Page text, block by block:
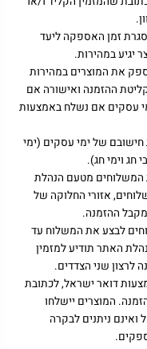
זמן האספקה ליעד
יגיע במהירות.
את המוצרים במהירות
מיום קליטת ההזמנה ואישורה אם
דואר רשום ותוך 3 ימי עסקים אם נשלח באמצעות
של ימי עסקים (ימי
חג וימי חג).
המשלוחים מטעם הנהלת
אזורי החלוקה של
ההזמנה.
לבצע את המשלוח עד
האתר תודיע למזמין
לרצון שני הצדדים.
דואר ישראל, לכתובת
המוצרים יישלחו
ניתנים לבקרה